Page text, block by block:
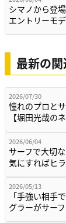
シマノから登
エントリーモ
最新の
2026/07/30
憧れのプロと
【堀田光哉の
2026/06/04
サーフで大切
気にすればヒ
2026/05/13
「手強い相手
グラーがサー